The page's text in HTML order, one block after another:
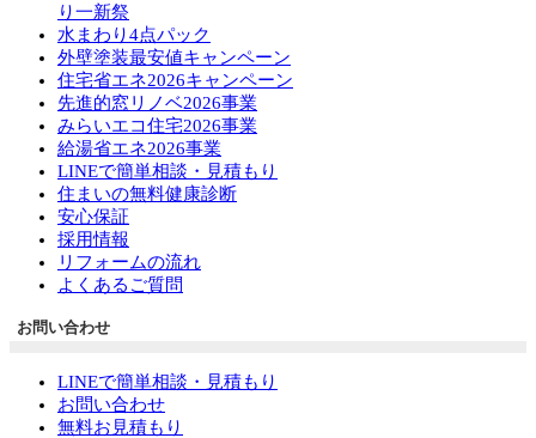
り一新祭
水まわり4点パック
外壁塗装最安値キャンペーン
住宅省エネ2026キャンペーン
先進的窓リノベ2026事業
みらいエコ住宅2026事業
給湯省エネ2026事業
LINEで簡単相談・見積もり
住まいの無料健康診断
安心保証
採用情報
リフォームの流れ
よくあるご質問
お問い合わせ
LINEで簡単相談・見積もり
お問い合わせ
無料お見積もり